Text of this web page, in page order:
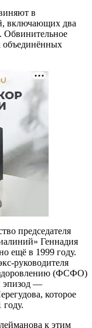
в
включающих два
Обвинительное
объединённых
председателя
Геннадия
ещё в 1999 году.
руководителя
(ФСФО)
эпизод —
которое
к этим